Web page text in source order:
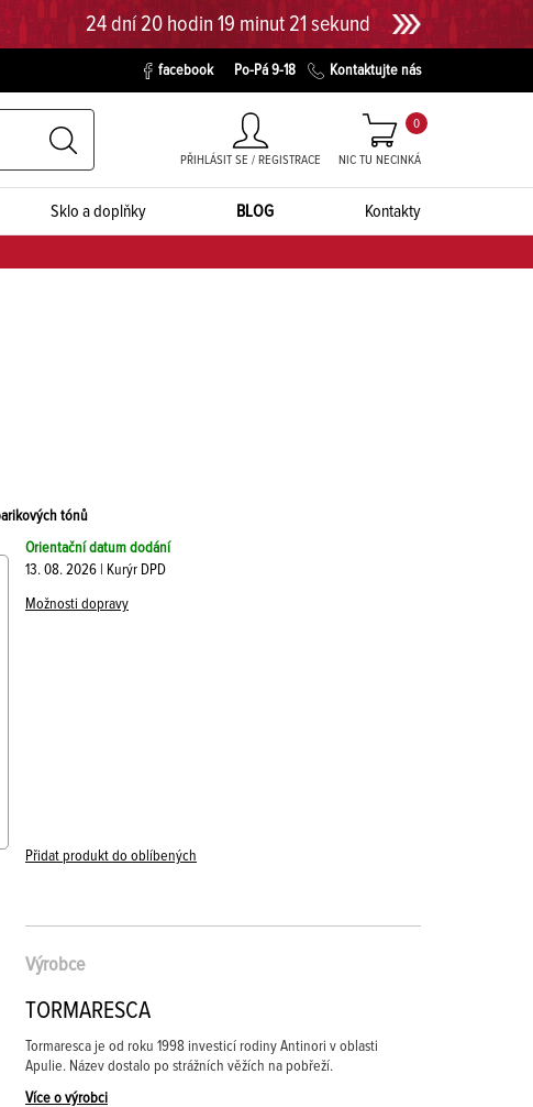
24 dní 20 hodin 19 minut 20 sekund
facebook Po-Pá 9-18 Kontaktujte nás
PŘIHLÁSIT SE / REGISTRACE NIC TU NECINKÁ
0
Sklo a doplňky BLOG Kontakty
tónů
Orientační datum dodání
13. 08. 2026 | Kurýr DPD
Možnosti dopravy
Přidat produkt do oblíbených
Výrobce
TORMARESCA
Tormaresca je od roku 1998 investicí rodiny Antinori v oblasti
Apulie. Název dostalo po strážních věžích na pobřeží.
Více o výrobci